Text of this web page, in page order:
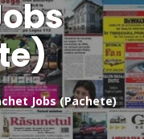
Jobs (Pachete)